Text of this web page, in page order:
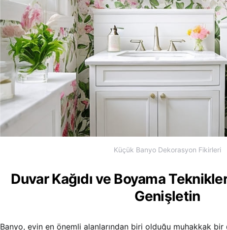
Küçük Banyo Dekorasyon Fikirleri
Duvar Kağıdı ve Boyama
Genişletin
Banyo, evin en önemli alanlarından biri olduğu muhakkak